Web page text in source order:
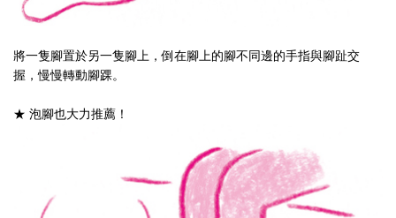
將一隻腳置於另一隻腳上，倒在腳上的腳不同邊的手指與腳趾交
握，慢慢轉動腳踝。
★ 泡腳也大力推薦！